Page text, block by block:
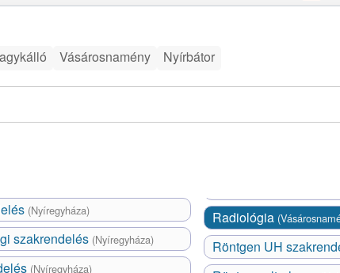
Vásárosnamény Nyírbátor
(Nyíregyháza)
szakrendelés (Nyíregyháza)
(Nyíregyháza)
Radiológia
Röntgen UH